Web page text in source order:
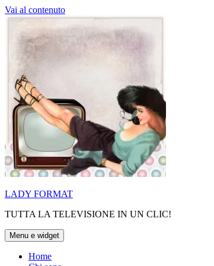
Vai al contenuto
LADY FORMAT
TUTTA LA TELEVISIONE IN UN CLIC!
Menu e widget
Home